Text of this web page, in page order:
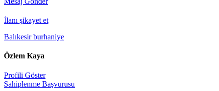
İlanı şikayet et
Balıkesir burhaniye
Özlem Kaya
Profili Göster
Sahiplenme Başvurusu